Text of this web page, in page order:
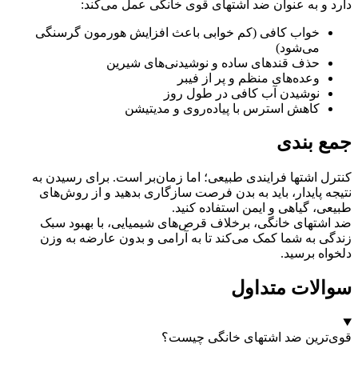
دارد و به عنوان ضد اشتهای قوی خانگی عمل می‌کند:
خواب کافی (کم‌ خوابی باعث افزایش هورمون گرسنگی
می‌شود)
حذف قندهای ساده و نوشیدنی‌های شیرین
وعده‌های منظم و پر از فیبر
نوشیدن آب کافی در طول روز
کاهش استرس با پیاده‌روی و مدیتیشن
جمع‌ بندی
کنترل اشتها فرایندی طبیعی؛ اما زمان‌بر است. برای رسیدن به
نتیجه‌ پایدار، باید به بدن فرصت سازگاری بدهید و از روش‌های
طبیعی، گیاهی و ایمن استفاده کنید.
ضد اشتهای خانگی، برخلاف قرص‌های شیمیایی، با بهبود سبک
زندگی به شما کمک می‌کند تا به آرامی و بدون عارضه به وزن
دلخواه برسید.
سوالات متداول
قوی‌ترین ضد اشتهای خانگی چیست؟